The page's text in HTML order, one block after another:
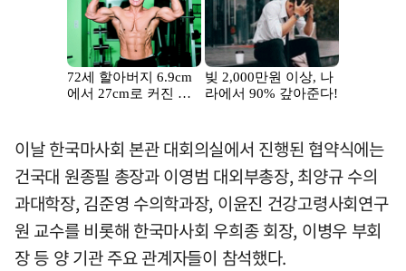
이날 한국마사회 본관 대회의실에서 진행된 협약식에는
건국대 원종필 총장과 이영범 대외부총장, 최양규 수의
과대학장, 김준영 수의학과장, 이윤진 건강고령사회연구
원 교수를 비롯해 한국마사회 우희종 회장, 이병우 부회
장 등 양 기관 주요 관계자들이 참석했다.